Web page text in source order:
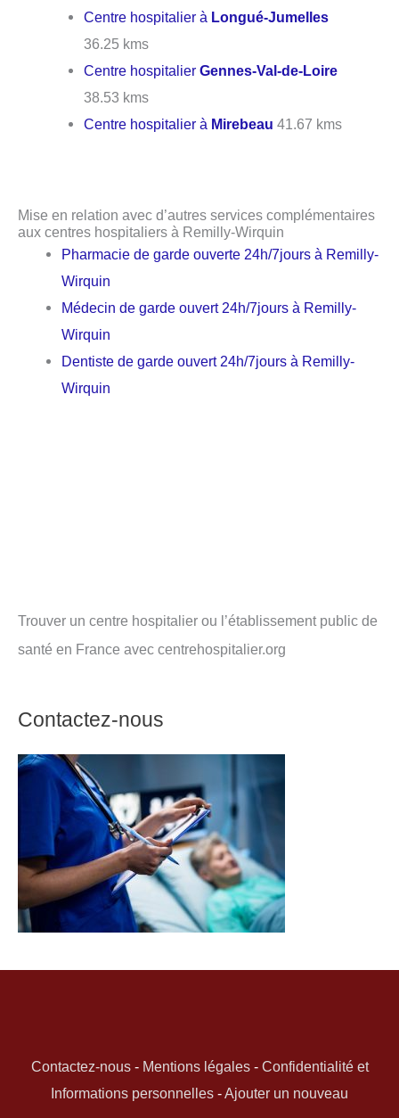
Centre hospitalier à Longué-Jumelles
36.25 kms
Centre hospitalierGennes-Val-de-Loire
38.53 kms
Centre hospitalier à Mirebeau 41.67 kms
Mise en relation avec d’autres services complémentaires
aux centres hospitaliers à Remilly-Wirquin
Pharmacie de garde ouverte 24h/7jours à Remilly-
Wirquin
Médecin de garde ouvert 24h/7jours à Remilly-
Wirquin
Dentiste de garde ouvert 24h/7jours à Remilly-
Wirquin
Trouver un centre hospitalier ou l’établissement public de
santé en France avec centrehospitalier.org
Contactez-nous
Contactez-nous- Mentions légales- Confidentialité et
Informations personnelles -Ajouter un nouveau